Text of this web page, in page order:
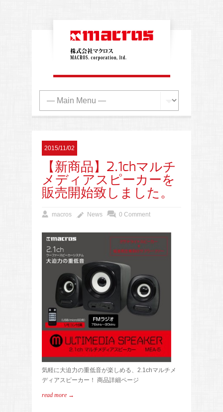
2015/11/02
【新商品】2.1chマルチ
メディアスピーカーを
販売開始致しました。
macros News 0 Comment
気軽に大迫力の重低音が楽しめる、2.1chマルチメ
ディアスピーカー！ 商品詳細ページ
read more →